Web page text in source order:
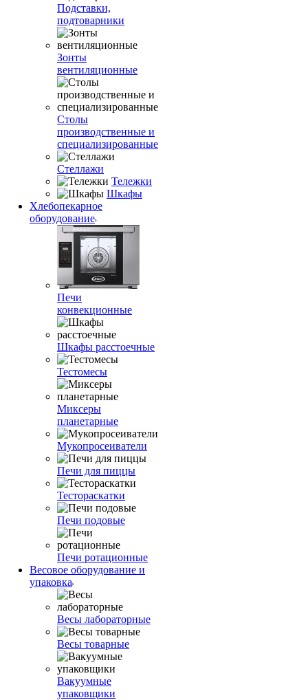
Подставки,
подтоварники
Зонты
вентиляционные
Столы
производственные и
специализированные
Стеллажи
Тележки
Шкафы
Хлебопекарное
оборудование
Печи
конвекционные
Шкафы расстоечные
Тестомесы
Миксеры
планетарные
Мукопросеиватели
Печи для пиццы
Тестораскатки
Печи подовые
Печи ротационные
Весовое оборудование и
упаковка
Весы лабораторные
Весы товарные
Вакуумные
упаковщики